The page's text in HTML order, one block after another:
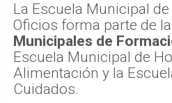
La Escuela Municipal
Oficios forma parte de la
Municipales de
Escuela Municipal de
Alimentación y la
Cuidados.